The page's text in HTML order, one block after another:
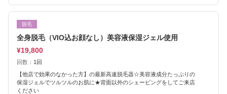
脱毛
全身脱毛（VIO込お顔なし）美容液保湿ジェル使用
¥19,800
回数： 1回
【他店で効果のなかった方】の最新高速脱毛器☆美容液成分たっぷりの
保湿ジェルでツルツルのお肌に★背面以外のシェービングをしてご来店
ください